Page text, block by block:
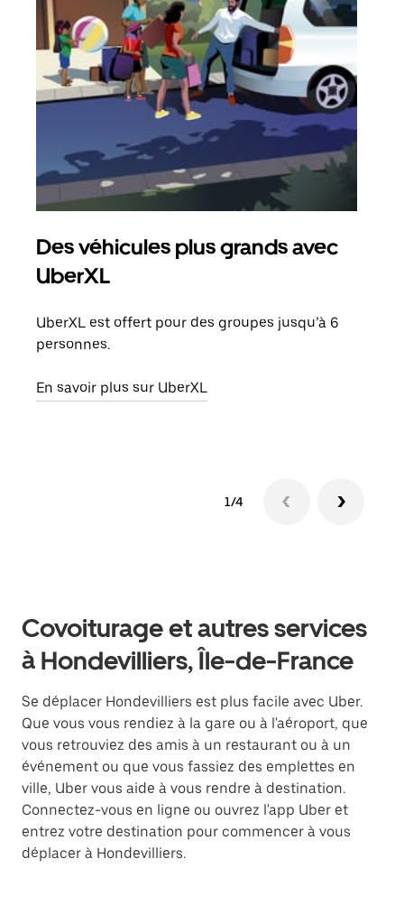
Des véhicules plus grands avec
UberXL
UberXL est offert pour des groupes jusqu’à 6
personnes.
En savoir plus sur UberXL
1/4
Covoiturage et autres services
à Hondevilliers, Île-de-France
Se déplacer Hondevilliers est plus facile avec Uber.
Que vous vous rendiez à la gare ou à l'aéroport, que
vous retrouviez des amis à un restaurant ou à un
événement ou que vous fassiez des emplettes en
ville, Uber vous aide à vous rendre à destination.
Connectez-vous en ligne ou ouvrez l'app Uber et
entrez votre destination pour commencer à vous
déplacer à Hondevilliers.